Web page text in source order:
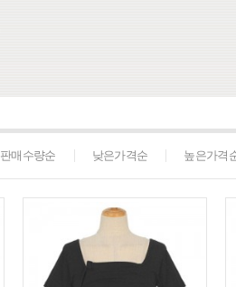
판매수량순 낮은가격순 높은가격